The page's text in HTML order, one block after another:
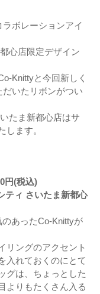
ボレーションアイ
心店限定デザイン
Knittyと今回新しく
いたリボンがつい
たま新都心店はサ
します。
円(税込)
ティ さいたま新都心
あったCo-Knittyが
リングのアクセント
入れておくのにとて
グは、ちょっとした
よりもたくさん入る